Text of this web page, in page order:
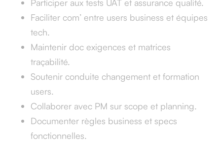
Participer aux tests UAT et assurance qualité.
Faciliter com’ entre users business et équipes
tech.
Maintenir doc exigences et matrices
traçabilité.
Soutenir conduite changement et formation
users.
Collaborer avec PM sur scope et planning.
Documenter règles business et specs
fonctionnelles.